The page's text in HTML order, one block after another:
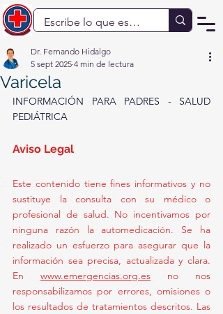
Varicela
Dr. Fernando Hidalgo
5 sept 2025 4 min de lectura
INFORMACIÓN PARA PADRES - SALUD
PEDIÁTRICA
Aviso Legal
Este contenido tiene fines informativos y no
sustituye la consulta con su médico o
profesional de salud. No incentivamos por
ninguna razón la automedicación. Se ha
realizado un esfuerzo para asegurar que la
información sea precisa, actualizada y clara.
En www.emergencias.org.es no nos
responsabilizamos por errores, omisiones o
los resultados de tratamientos descritos. Las